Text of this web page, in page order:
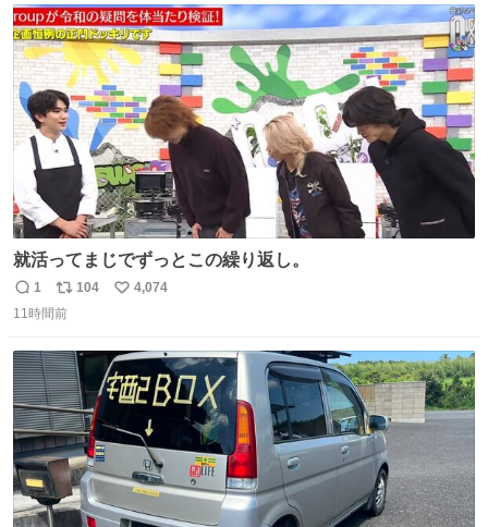
数
就活ってまじでずっとこの繰り返し。
返
信
1
リ
ポ
ト
数
104
い
数
4,074
11時間前